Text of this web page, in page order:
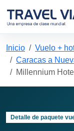
Inicio Vuelo +
Caracas a
Millennium
Detalle de paquete